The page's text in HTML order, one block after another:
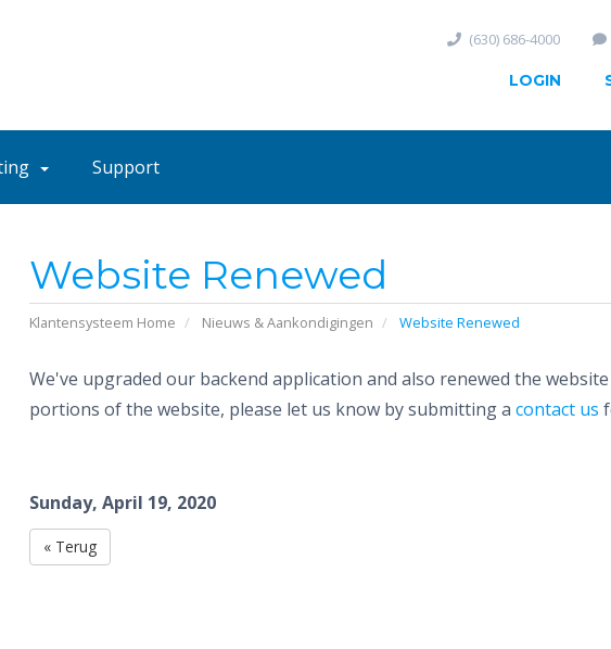
LOGIN
(630) 686-4000
Support
Website Renewed
Klantensysteem Home Nieuws & Aankondigingen Website Renewed
We've upgraded our backend application and also renewed the
portions of the website, please let us know by submitting a contact us
Sunday, April 19, 2020
« Terug